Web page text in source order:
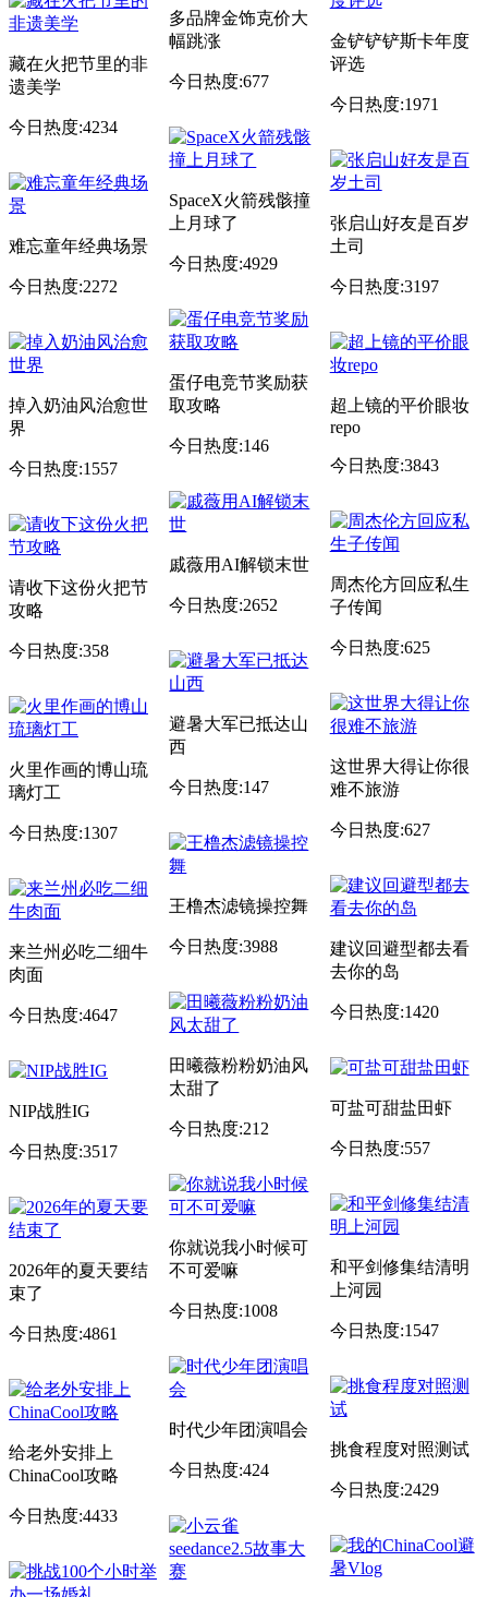
藏在火把节里的非
遗美学
今日热度:4234
难忘童年经典场景
今日热度:2272
掉入奶油风治愈世
界
今日热度:1557
请收下这份火把节
攻略
今日热度:358
火里作画的博山琉
璃灯工
今日热度:1307
来兰州必吃二细牛
肉面
今日热度:4647
NIP战胜IG
今日热度:3517
2026年的夏天要结
束了
今日热度:4861
给老外安排上
ChinaCool攻略
今日热度:4433
多品牌金饰克价大
幅跳涨
今日热度:677
SpaceX火箭残骸撞
上月球了
今日热度:4929
蛋仔电竞节奖励获
取攻略
今日热度:146
戚薇用AI解锁末世
今日热度:2652
避暑大军已抵达山
西
今日热度:147
王橹杰滤镜操控舞
今日热度:3988
田曦薇粉粉奶油风
太甜了
今日热度:212
你就说我小时候可
不可爱嘛
今日热度:1008
时代少年团演唱会
今日热度:424
金铲铲铲斯卡年度
评选
今日热度:1971
张启山好友是百岁
土司
今日热度:3197
超上镜的平价眼妆
repo
今日热度:3843
周杰伦方回应私生
子传闻
今日热度:625
这世界大得让你很
难不旅游
今日热度:627
建议回避型都去看
去你的岛
今日热度:1420
可盐可甜盐田虾
今日热度:557
和平剑修集结清明
上河园
今日热度:1547
挑食程度对照测试
今日热度:2429